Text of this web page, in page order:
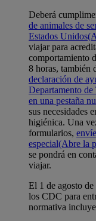
Deberá
de animales de
Estados Unidos
viajar para
comportamiento
8 horas, también
declaración de
Departamento
en una pestaña
sus necesidades
higiénica. Una
formularios,
especial(Abre la
se pondrá en
viajar.
El 1 de agosto
los CDC para
normativa